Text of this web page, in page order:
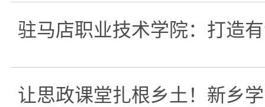
驻马店职业技术学院：打造
让思政课堂扎根乡土！新乡